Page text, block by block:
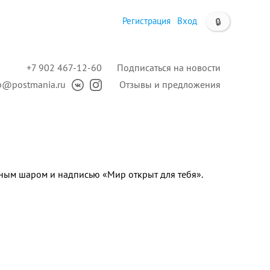
🔒
Регистрация Вход
Подписаться на новости
Отзывы и предложения
+7 902 467-12-60
шаром и надписью «Мир открыт для тебя».